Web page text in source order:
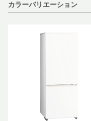
カラーバリエーション